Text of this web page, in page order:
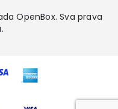
OpenBox. Sva prava